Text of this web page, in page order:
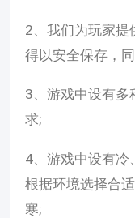
2、我们为玩家提
得以安全保存，
3、游戏中设有多
求;
4、游戏中设有冷
根据环境选择合
寒;